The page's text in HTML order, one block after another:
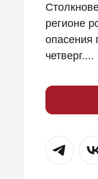
регионе
опасения
четверг....